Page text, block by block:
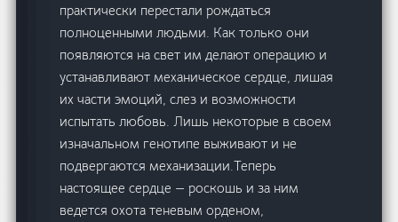
практически перестали рождаться
полноценными людьми. Как только они
появляются на свет им делают операцию и
устанавливают механическое сердце, лишая
их части эмоций, слез и возможности
испытать любовь. Лишь некоторые в своем
изначальном генотипе выживают и не
подвергаются механизации.Теперь
настоящее сердце — роскошь и за ним
ведется охота теневым орденом,